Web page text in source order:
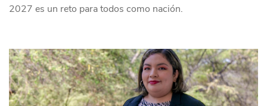
2027 es un reto para todos como nación.